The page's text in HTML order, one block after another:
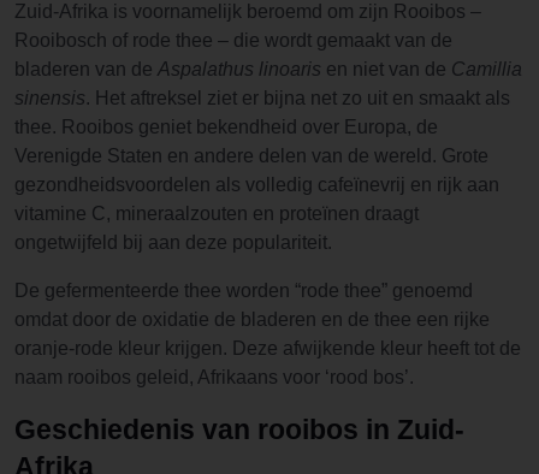
Zuid-Afrika is voornamelijk beroemd om zijn Rooibos –
Rooibosch of rode thee – die wordt gemaakt van de
bladeren van de Aspalathus linoaris en niet van de Camillia
sinensis. Het aftreksel ziet er bijna net zo uit en smaakt als
thee. Rooibos geniet bekendheid over Europa, de
Verenigde Staten en andere delen van de wereld. Grote
gezondheidsvoordelen als volledig cafeïnevrij en rijk aan
vitamine C, mineraalzouten en proteïnen draagt
ongetwijfeld bij aan deze populariteit.
De gefermenteerde thee worden “rode thee” genoemd
omdat door de oxidatie de bladeren en de thee een rijke
oranje-rode kleur krijgen. Deze afwijkende kleur heeft tot de
naam rooibos geleid, Afrikaans voor ‘rood bos’.
Geschiedenis van rooibos in Zuid-
Afrika